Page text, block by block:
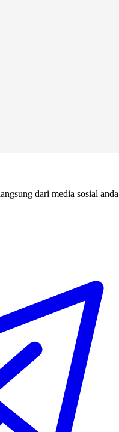
dari media sosial anda